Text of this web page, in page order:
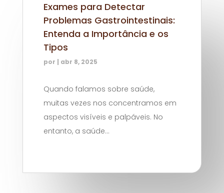
Exames para Detectar
Problemas Gastrointestinais:
Entenda a Importância e os
Tipos
por | abr 8, 2025
Quando falamos sobre saúde,
muitas vezes nos concentramos em
aspectos visíveis e palpáveis. No
entanto, a saúde...